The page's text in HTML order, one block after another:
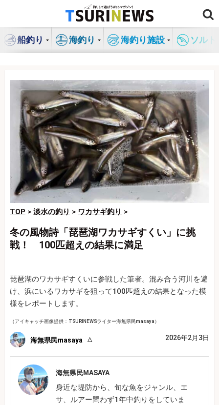
ン
船釣り 海釣り 海釣り施設 ソル
TOP > 淡水の釣り > ワカサギ釣り >
冬の風物詩「琵琶湖ワカサギすくい」に挑
戦！ 100匹超えの結果に満足
琵琶湖のワカサギすくいに参戦した筆者。混み合う河川を避
け、浜にいるワカサギを狙って100匹超えの結果となった模
様をレポートします。
（アイキャッチ画像提供：TSURINEWSライター海無県民masaya）
海無県民masaya 2026年2月3日
海無県民MASAYA
身近な堤防から、旬な魚をジャンル、エ
サ、ルアー問わず1年中釣りをしていま